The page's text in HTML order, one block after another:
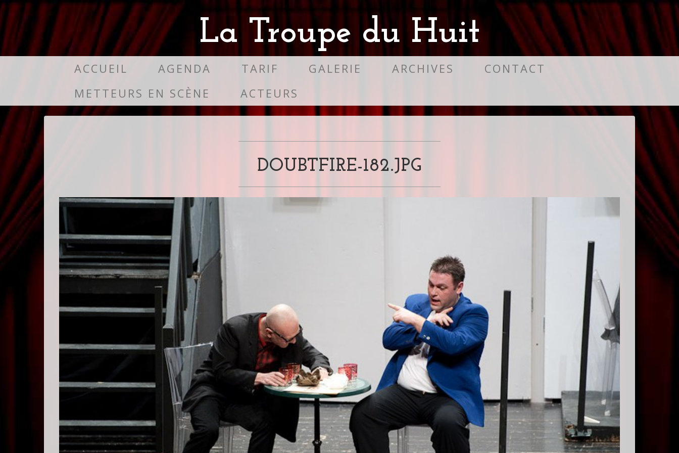
La Troupe du Huit
ACCUEIL AGENDA TARIF GALERIE ARCHIVES
CONTACT
METTEURS EN SCÈNE
ACTEURS
DOUBTFIRE-182.JPG